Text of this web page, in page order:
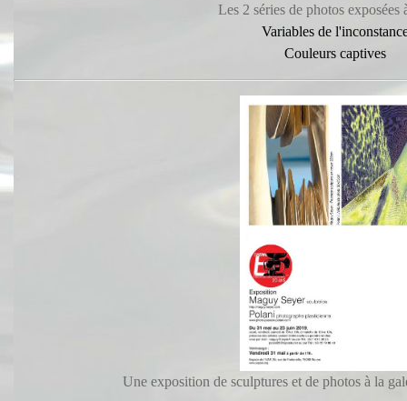
Les 2 séries de photos exposées
Variables de
Couleurs captives
Une exposition de sculptures et de photos à la